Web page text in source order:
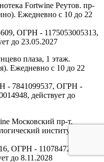
Fortwine Реутов. пр-
Ежедневно с 10 до 22
ОГРН - 1175053005313,
до 23.05.2027
плаза, 1 этаж.
Ежедневно с 10 до 22
ОГРН -
действует до
Московский пр-т.
институт).
ОГРН - 1107847277438,
до 8.11.2028